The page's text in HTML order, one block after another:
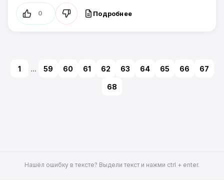
0 Подробнее
1 ... 59 60 61 62 63 64 65 66 67
68
Нашёл ошибку в тексте? Выдели текст и нажми ctrl + enter.